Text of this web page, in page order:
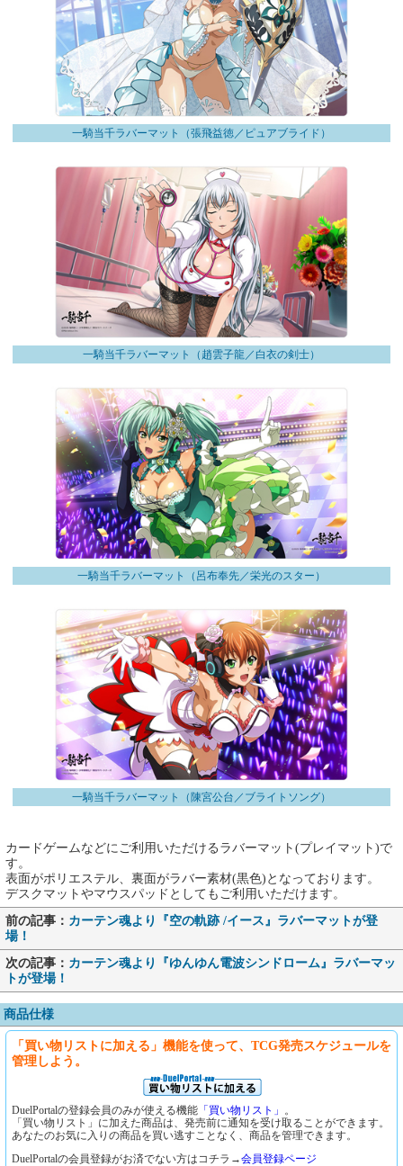
一騎当千ラバーマット（張飛益徳／ピュアブライド）
一騎当千ラバーマット（趙雲子龍／白衣の剣士）
一騎当千ラバーマット（呂布奉先／栄光のスター）
一騎当千ラバーマット（陳宮公台／ブライトソング）
カードゲームなどにご利用いただけるラバーマット(プレイマット)で
す。
表面がポリエステル、裏面がラバー素材(黒色)となっております。
デスクマットやマウスパッドとしてもご利用いただけます。
前の記事： カーテン魂より『空の軌跡 /イース』ラバーマットが登
場！
次の記事： カーテン魂より『ゆんゆん電波シンドローム』ラバーマッ
トが登場！
商品仕様
「買い物リストに加える」機能を使って、TCG発売スケジュールを
管理しよう。
DuelPortalの登録会員のみが使える機能 「買い物リスト」 。
「買い物リスト」に加えた商品は、発売前に通知を受け取ることができます。
あなたのお気に入りの商品を買い逃すことなく、商品を管理できます。
DuelPortalの会員登録がお済でない方はコチラ→会員登録ページ